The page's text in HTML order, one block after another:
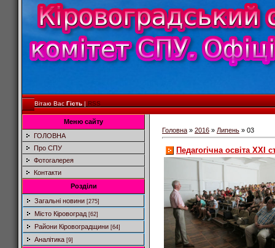
Вітаю Вас Гість|RSS
Меню сайту
ГОЛОВНА
Про СПУ
Фотогалерея
Контакти
Розділи
Загальні новини [275]
Місто Кіровоград [62]
Райони Кіровоградщини [64]
Аналітика [9]
Головна » 2016 » Липень » 03
Педагогічна освіта ХХІ